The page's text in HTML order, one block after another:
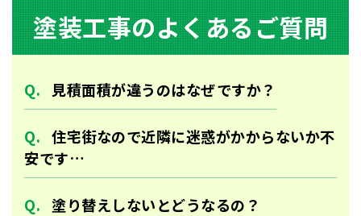
塗装⼯事のよくあるご質問
⾒積⾯積が違うのはなぜですか？
住宅街なので近隣に迷惑がかからないか不
安です…
塗り替えしないとどうなるの？